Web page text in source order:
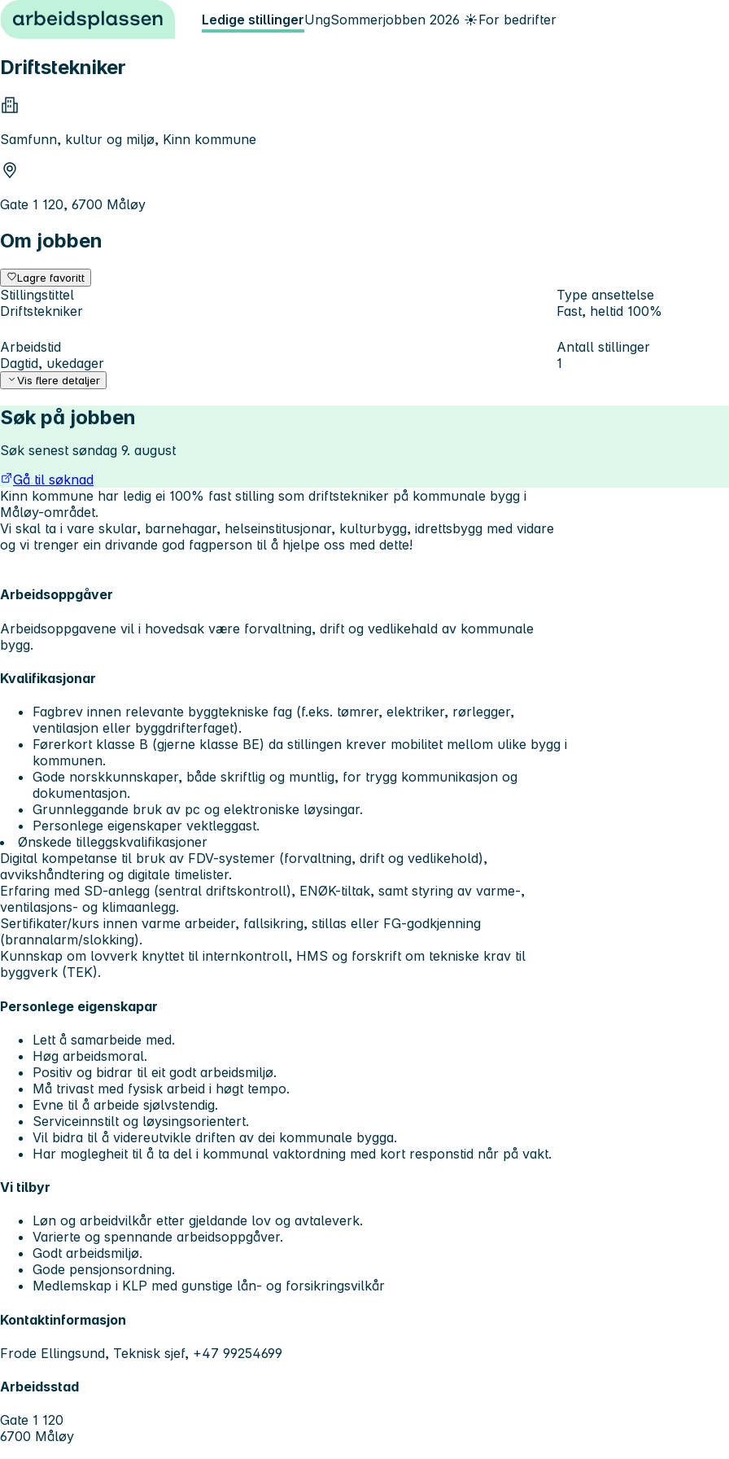
Hopp til innhold Ledige stillingerUngSommerjobben 2026 ☀️For bedrifter
Driftstekniker
Samfunn, kultur og miljø, Kinn kommune
Gate 1 120, 6700 Måløy
Om jobben
Lagre favoritt
Stillingstittel
Driftstekniker
Type ansettelse
Fast, heltid 100%
Arbeidstid
Dagtid, ukedager
Antall stillinger
1
Vis flere detaljer
Søk på jobben
Søk senest søndag 9. august
Gå til søknad
Kinn kommune har ledig ei 100% fast stilling som driftstekniker på kommunale bygg i
Måløy-området.
Vi skal ta i vare skular, barnehagar, helseinstitusjonar, kulturbygg, idrettsbygg med vidare
og vi trenger ein drivande god fagperson til å hjelpe oss med dette!
Arbeidsoppgåver
Arbeidsoppgavene vil i hovedsak være forvaltning, drift og vedlikehald av kommunale
bygg.
Kvalifikasjonar
Fagbrev innen relevante byggtekniske fag (f.eks. tømrer, elektriker, rørlegger,
ventilasjon eller byggdrifterfaget).
Førerkort klasse B (gjerne klasse BE) da stillingen krever mobilitet mellom ulike bygg i
kommunen.
Gode norskkunnskaper, både skriftlig og muntlig, for trygg kommunikasjon og
dokumentasjon.
Grunnleggande bruk av pc og elektroniske løysingar.
Personlege eigenskaper vektleggast.
Ønskede tilleggskvalifikasjoner
Digital kompetanse til bruk av FDV-systemer (forvaltning, drift og vedlikehold),
avvikshåndtering og digitale timelister.
Erfaring med SD-anlegg (sentral driftskontroll), ENØK-tiltak, samt styring av varme-,
ventilasjons- og klimaanlegg.
Sertifikater/kurs innen varme arbeider, fallsikring, stillas eller FG-godkjenning
(brannalarm/slokking).
Kunnskap om lovverk knyttet til internkontroll, HMS og forskrift om tekniske krav til
byggverk (TEK).
Personlege eigenskapar
Lett å samarbeide med.
Høg arbeidsmoral.
Positiv og bidrar til eit godt arbeidsmiljø.
Må trivast med fysisk arbeid i høgt tempo.
Evne til å arbeide sjølvstendig.
Serviceinnstilt og løysingsorientert.
Vil bidra til å videreutvikle driften av dei kommunale bygga.
Har moglegheit til å ta del i kommunal vaktordning med kort responstid når på vakt.
Vi tilbyr
Løn og arbeidvilkår etter gjeldande lov og avtaleverk.
Varierte og spennande arbeidsoppgåver.
Godt arbeidsmiljø.
Gode pensjonsordning.
Medlemskap i KLP med gunstige lån- og forsikringsvilkår
Kontaktinformasjon
Frode Ellingsund, Teknisk sjef, +47 99254699
Arbeidsstad
Gate 1 120
6700 Måløy